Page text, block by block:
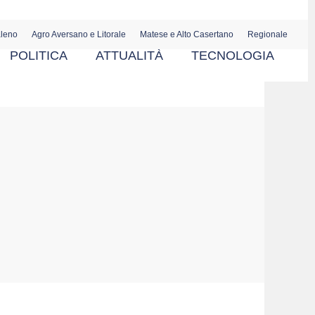
Agro Aversano e Litorale Matese e Alto Casertano Regionale
POLITICA ATTUALITÀ TECNOLOGIA